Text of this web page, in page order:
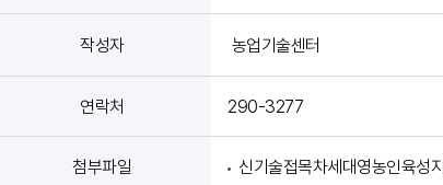
작성자 농업기술센터
연락처 290-3277
첨부파일 신기술접목차세대영농인육성